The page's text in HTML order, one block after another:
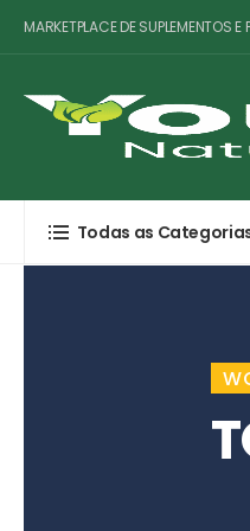
MARKETPLACE DE SUPLEMENTOS
Todas as